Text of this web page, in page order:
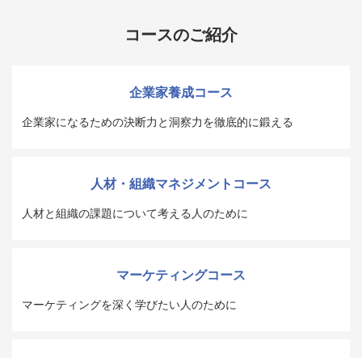
コースのご紹介
企業家養成コース
企業家になるための決断力と洞察力を徹底的に鍛える
人材・組織マネジメントコース
人材と組織の課題について考える人のために
マーケティングコース
マーケティングを深く学びたい人のために